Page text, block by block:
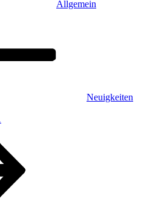
Allgemein
Neuigkeiten